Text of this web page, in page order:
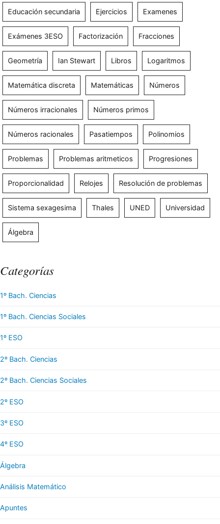
Educación secundaria Ejercicios Examenes
Exámenes 3ESO Factorización Fracciones
Geometría Ian Stewart Libros Logaritmos
Matemática discreta Matemáticas Números
Números irracionales Números primos
Números racionales Pasatiempos Polinomios
Problemas Problemas aritmeticos Progresiones
Proporcionalidad Relojes Resolución de problemas
Sistema sexagesima Thales UNED Universidad
Álgebra
Categorías
1º Bach. Ciencias
1º Bach. Ciencias Sociales
1º ESO
2º Bach. Ciencias
2º Bach. Ciencias Sociales
2º ESO
3º ESO
4º ESO
Álgebra
Análisis Matemático
Apuntes